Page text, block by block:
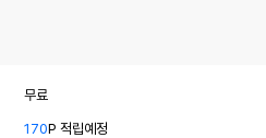
무료
170P 적립예정